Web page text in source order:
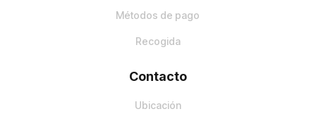
Métodos de pago
Recogida
Contacto
Ubicación